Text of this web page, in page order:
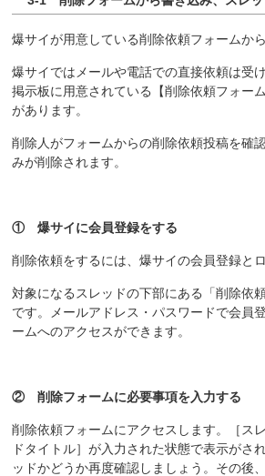
爆サイが用意している削除依頼フォームか
爆サイではメールや電話での直接依頼は受
掲示板に用意されている【削除依頼フォー
があります。
削除人がフォームからの削除依頼投稿を確
みが削除されます。
① 爆サイに会員登録をする
削除依頼をするには、爆サイの会員登録と
対象になるスレッドの下部にある「削除依
です。メールアドレス・パスワードで会員
ームへのアクセスができます。
② 削除フォームに必要事項を入力する
削除依頼フォームにアクセスします。［ス
ドタイトル］が入力された状態で表示がさ
ッドかどうか再度確認しましょう。その後